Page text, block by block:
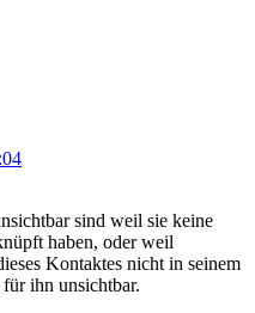
sind weil sie keine
haben, oder weil
Kontaktes nicht in seinem
ihn unsichtbar.